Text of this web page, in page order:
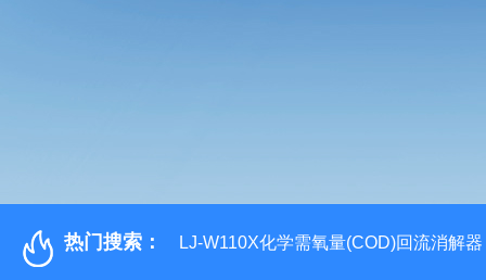
热门搜索： LJ-W110X化学需氧量(COD)回流消解器